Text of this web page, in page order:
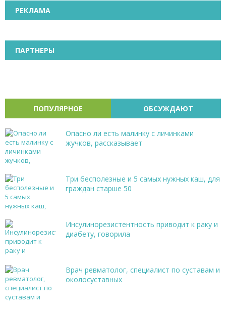
РЕКЛАМА
ПАРТНЕРЫ
ПОПУЛЯРНОЕ ОБСУЖДАЮТ
Опасно ли есть малинку с личинками
жучков, рассказывает
Три бесполезные и 5 самых нужных каш, для
граждан старше 50
Инсулинорезистентность приводит к раку и
диабету, говорила
Врач ревматолог, специалист по суставам и
околосуставных